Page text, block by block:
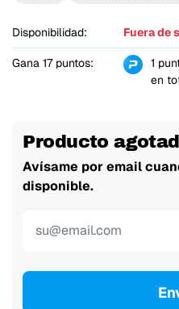
Disponibilidad: Fuera de
Gana 17 puntos:
1
en
Producto
Avísame por email
disponible.